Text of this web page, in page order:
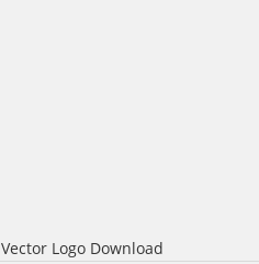
Vector Logo Download